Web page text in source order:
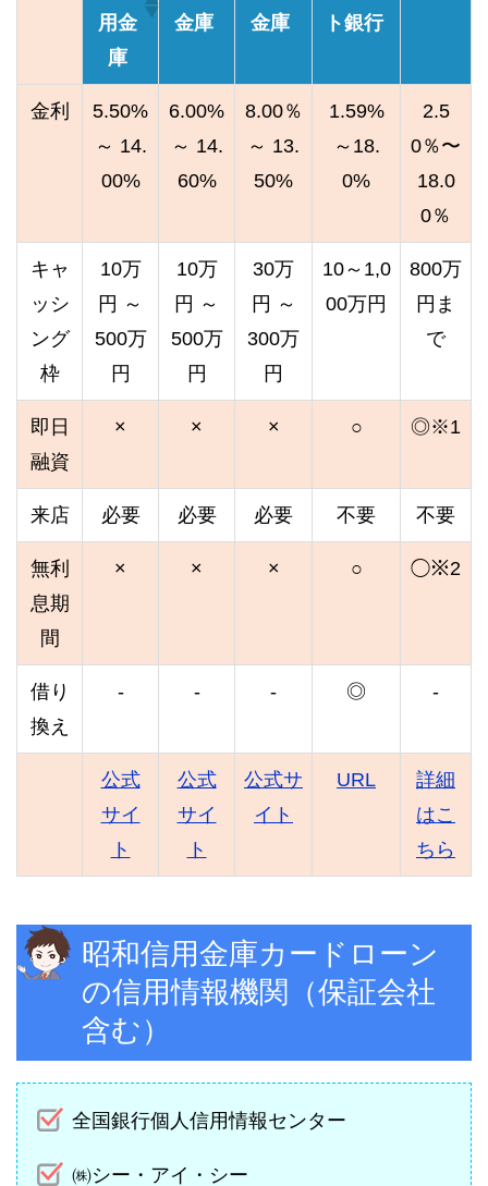
用金
庫
金庫
金庫
ト銀行
金利
5.50%
～ 14.
00%
6.00%
～ 14.
60%
8.00％
～ 13.
50%
1.59%
～18.
0%
2.5
0％〜
18.0
0％
キャ
ッシ
ング
枠
10万
円 ～
500万
円
10万
円 ～
500万
円
30万
円 ～
300万
円
10～1,0
00万円
800万
円ま
で
即日
融資
× × × ○ ◎※1
来店 必要 必要 必要 不要 不要
無利
息期
間
× × × ○ ◯※2
借り
換え
- - - ◎ -
公式
サイ
ト
公式
サイ
ト
公式サ
イト
URL
詳細
はこ
ちら
昭和信用金庫カードローン
の信用情報機関（保証会社
含む）
全国銀行個人信用情報センター
㈱シー・アイ・シー